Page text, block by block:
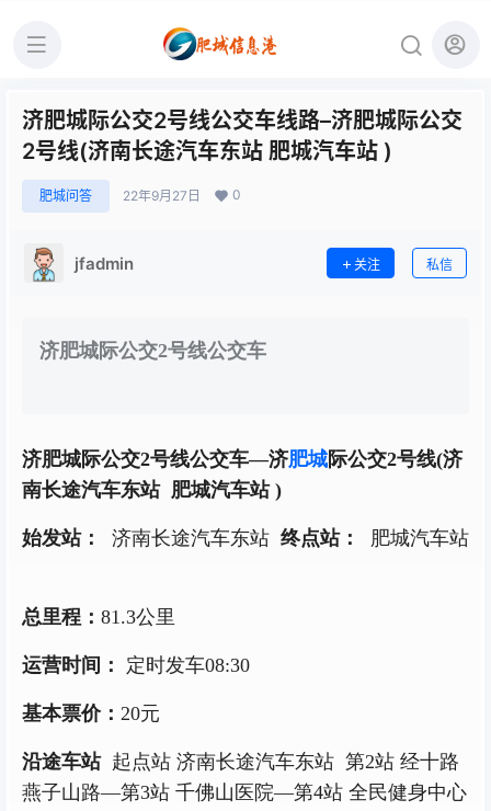
济肥城际公交2号线公交车线路–济肥城际公交
2号线(济南长途汽车东站 肥城汽车站 )
肥城问答 22年9月27日 0
jfadmin 关注 私信
济肥城际公交2号线公交车
济肥城际公交2号线公交车—济肥城际公交2号线(济
南长途汽车东站 肥城汽车站 )
始发站： 济南长途汽车东站 终点站： 肥城汽车站
总里程 ： 81.3公里
运营时间 ： 定时发车08:30
基本票价： 20元
沿途车站 起点站 济南长途汽车东站 第2站 经十路
燕子山路—第3站 千佛山医院—第4站 全民健身中心